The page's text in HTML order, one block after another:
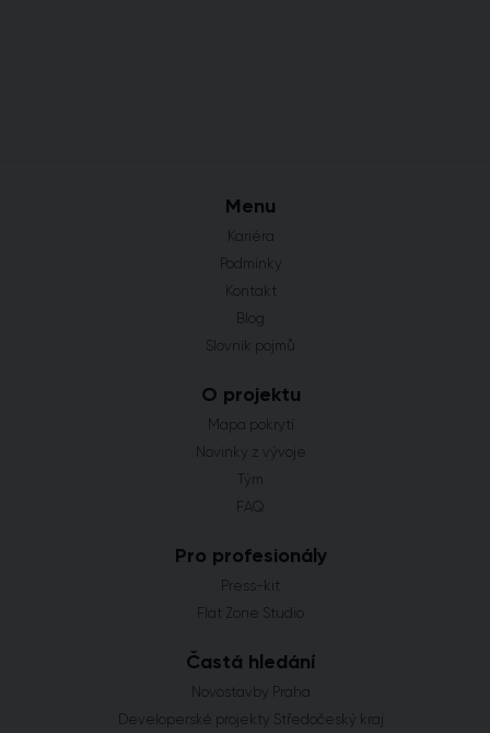
Menu
Kariéra
Podmínky
Kontakt
Blog
Slovník pojmů
O projektu
Mapa pokrytí
Novinky z vývoje
Tým
FAQ
Pro profesionály
Press-kit
Flat Zone Studio
Častá hledání
Novostavby Praha
Developerské projekty Středočeský kraj